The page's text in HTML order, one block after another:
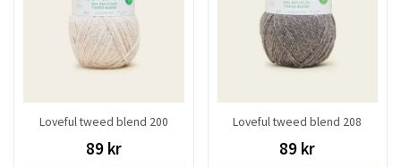
Loveful tweed blend 200
89 kr
Loveful tweed blend 208
89 kr